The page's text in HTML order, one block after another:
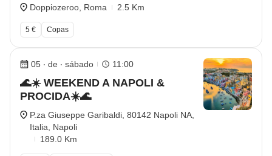
Doppiozeroo, Roma 2.5 Km
5 € Copas
05 ‧ de ‧ sábado 11:00
🌊☀️ WEEKEND A NAPOLI &
PROCIDA☀️🌊
P.za Giuseppe Garibaldi, 80142 Napoli NA,
Italia, Napoli
189.0 Km